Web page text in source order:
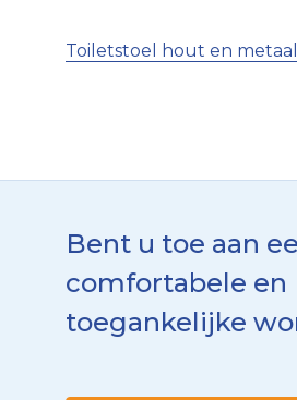
Toiletstoel hout en metaal
Bent u toe aan
comfortabele en
toegankelijke